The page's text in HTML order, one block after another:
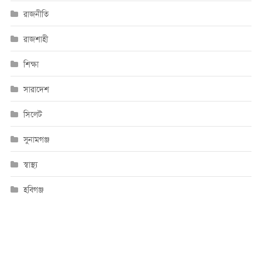
রাজনীতি
রাজশাহী
শিক্ষা
সারাদেশ
সিলেট
সুনামগঞ্জ
স্বাস্থ্য
হবিগঞ্জ